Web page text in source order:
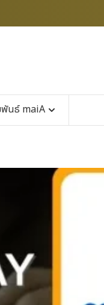
พันธ์ maiA